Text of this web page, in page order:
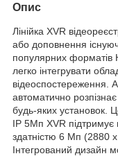
Опис
Лінійка XVR
або доповнення
популярних форматів
легко інтегрувати
відеоспостереження.
автоматично
будь-яких установок.
IP 5Мп XVR підтримує
здатністю 6 Мп (2880
Інтегрований дизайн